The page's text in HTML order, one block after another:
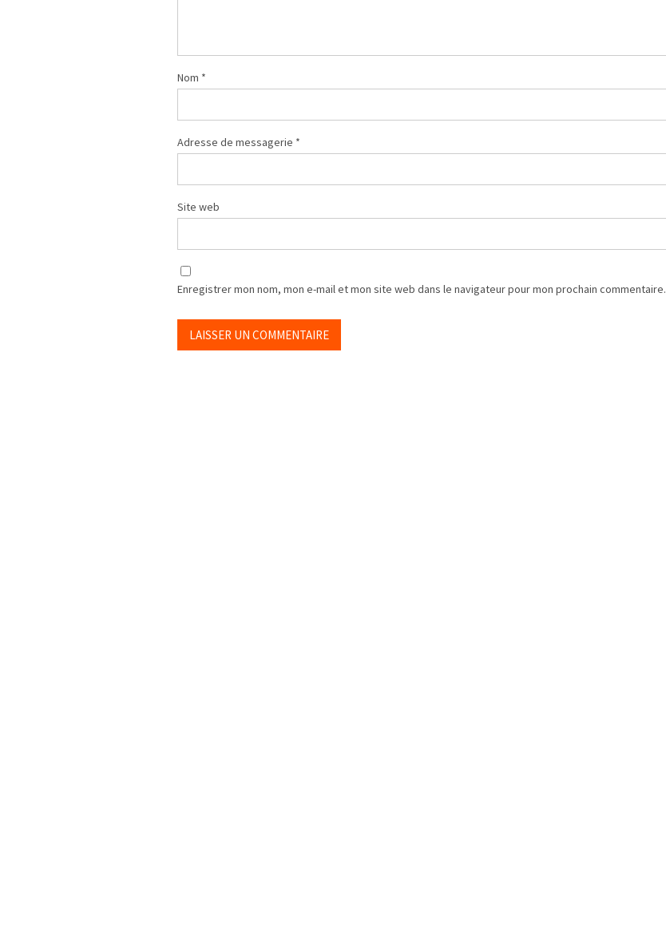
Nom *
Adresse de messagerie *
Site web
Enregistrer mon nom, mon e-mail et mon site web dans le navigateur pour mon prochain commentaire.